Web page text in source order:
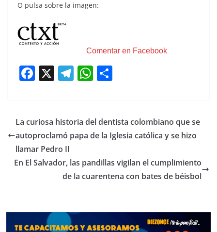
O pulsa sobre la imagen:
Comentar en Facebook
F
e
b
o
o
X T
gr
a
W
s
A
p
p
ar
La curiosa historia del dentista colombiano que se
autoproclamó papa de la Iglesia católica y se hizo
llamar Pedro II
En El Salvador, las pandillas vigilan el cumplimiento
de la cuarentena con bates de béisbol